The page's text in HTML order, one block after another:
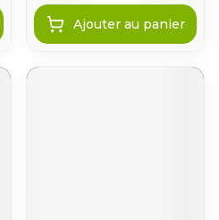
Ajouter au panier